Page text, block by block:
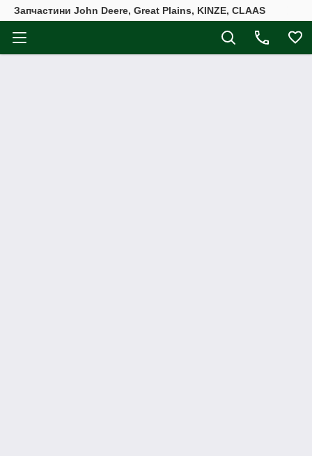
Запчастини John Deere, Great Plains, KINZE, CLAAS